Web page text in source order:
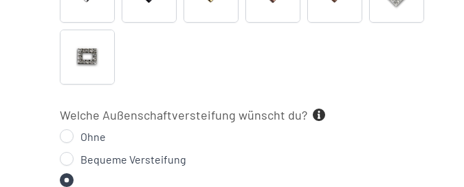
Raute
(+
Swarovski
(+
Welche Außenschaftversteifung wünscht du?
Ohne
Bequeme Versteifung